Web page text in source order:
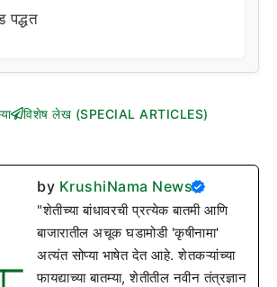
पद्धत
विशेष लेख (SPECIAL ARTICLES)
by KrushiNama News
"शेतीच्या बांधावरची प्रत्येक बातमी आणि
बाजारातील अचूक घडामोडी 'कृषीनामा'
अत्यंत सोप्या भाषेत देत आहे. शेतकऱ्यांच्या
फायद्याच्या बातम्या, शेतीतील नवीन तंत्रज्ञान